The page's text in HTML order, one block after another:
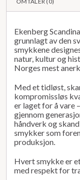
Ekenberg
grunnlagt av den
smykkene
natur, kultur og
Norges mest
Med et tidløst,
kompromissløs
er laget for å vare
gjennom
håndverk og
smykker som
produksjon.
Hvert smykke er
med respekt for